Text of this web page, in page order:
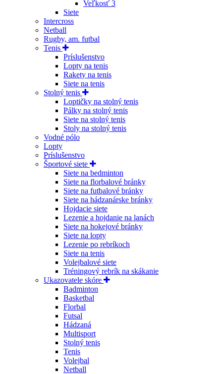
Veľkosť 3
Siete
Intercross
Netball
Rugby, am. futbal
Tenis
Príslušenstvo
Lopty na tenis
Rakety na tenis
Siete na tenis
Stolný tenis
Loptičky na stolný tenis
Pálky na stolný tenis
Siete na stolný tenis
Stoly na stolný tenis
Vodné pólo
Lopty
Príslušenstvo
Športové siete
Siete na bedminton
Siete na florbalové bránky
Siete na futbalové bránky
Siete na hádzanárske bránky
Hojdacie siete
Lezenie a hojdanie na lanách
Siete na hokejové bránky
Siete na lopty
Lezenie po rebríkoch
Siete na tenis
Volejbalové siete
Tréningový rebrík na skákanie
Ukazovatele skóre
Badminton
Basketbal
Florbal
Futsal
Hádzaná
Multisport
Stolný tenis
Tenis
Volejbal
Netball